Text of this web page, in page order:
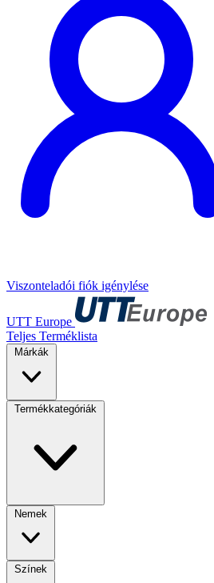
Viszonteladói fiók igénylése
UTT Europe
Teljes Terméklista
Márkák
Termékkategóriák
Nemek
Színek